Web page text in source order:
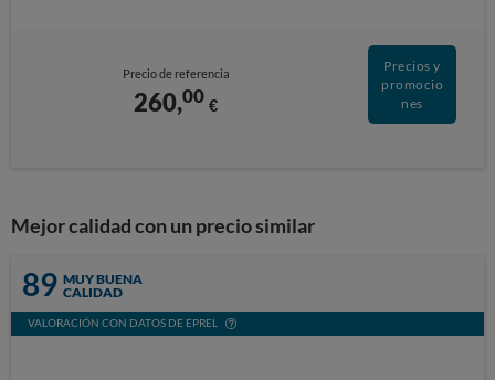
Precio de referencia
260,00 €
Precios y
promocio
nes
Mejor calidad con un precio similar
89 MUY BUENA
CALIDAD
VALORACIÓN CON DATOS DE EPREL